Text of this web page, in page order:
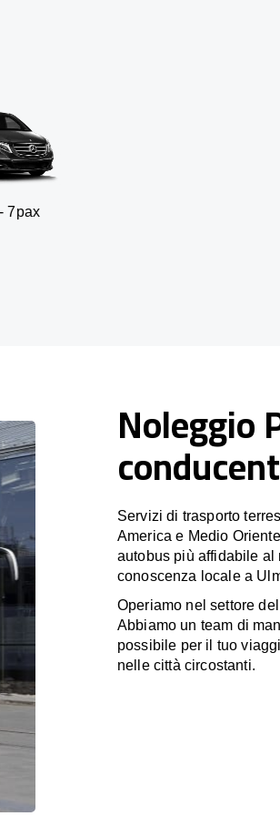
Noleggio
Servizi di trasporto
America e Medio
autobus più affidabile al
conoscenza locale a
Operiamo nel settore del
Abbiamo un team di
possibile per il tuo
nelle città circostanti.